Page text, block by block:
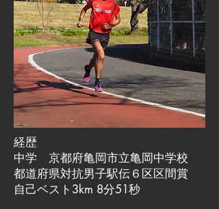
経歴
中学 京都府亀岡市立亀岡中学校
都道府県対抗男子駅伝６区区間賞
自己ベスト3km 8分51秒